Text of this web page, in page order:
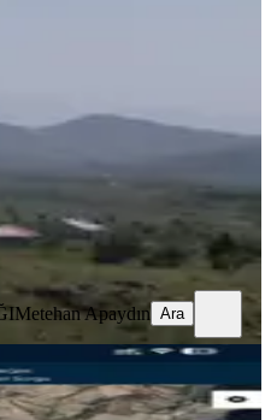
11.04.2026
Metehan Apaydın
Metehan Apaydın Ara
Andırın Çokakta
Fırsatı